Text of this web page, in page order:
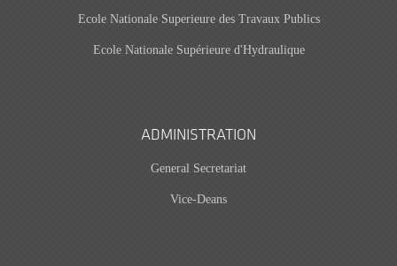
Ecole Nationale Superieure des Travaux Publics
Ecole Nationale Supérieure d'Hydraulique
ADMINISTRATION
General Secretariat
Vice-Deans